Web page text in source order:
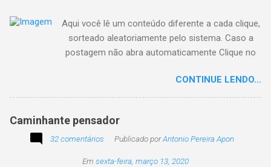
Aqui você lê um conteúdo diferente a cada clique,
sorteado aleatoriamente pelo sistema. Caso a
postagem não abra automaticamente Clique no
CONTINUE LENDO...
Caminhante pensador
32 comentários Publicado porAntonio Pereira Apon
Em sexta-feira, março 13, 2020